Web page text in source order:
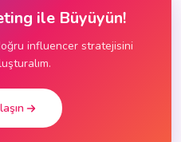
ile Büyüyün!
influencer stratejisini